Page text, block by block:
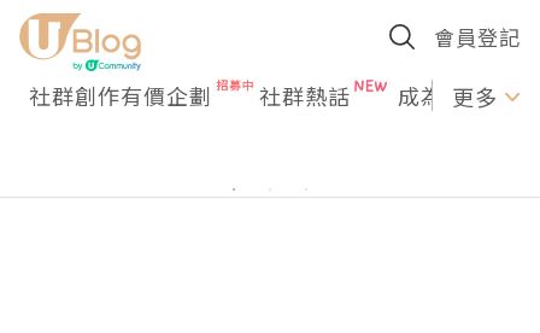
會員登記
社群創作有價企劃 社群熱話 成為U更多